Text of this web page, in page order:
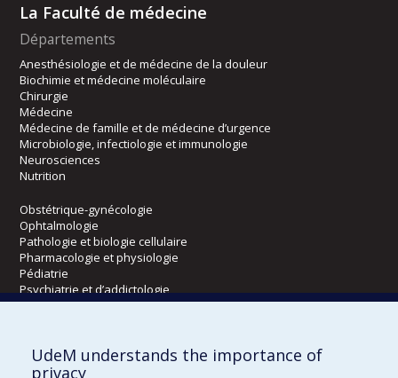
La Faculté de médecine
Départements
Anesthésiologie et de médecine de la douleur
Biochimie et médecine moléculaire
Chirurgie
Médecine
Médecine de famille et de médecine d’urgence
Microbiologie, infectiologie et immunologie
Neurosciences
Nutrition
Obstétrique-gynécologie
Ophtalmologie
Pathologie et biologie cellulaire
Pharmacologie et physiologie
Pédiatrie
Psychiatrie et d’addictologie
Radiologie, radio-oncologie et médecine nucléaire
Écoles
UdeM understands the importance of
privacy